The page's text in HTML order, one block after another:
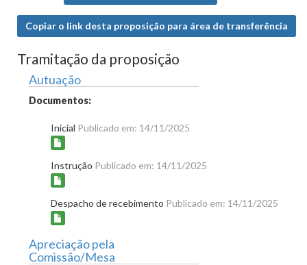
Copiar o link desta proposição para área de transferência
Tramitação da proposição
Autuação
Documentos:
Inicial Publicado em: 14/11/2025
Instrução Publicado em: 14/11/2025
Despacho de recebimento Publicado em: 14/11/2025
Apreciação pela
Comissão/Mesa